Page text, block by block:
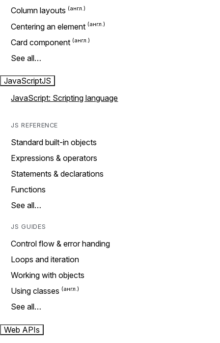
Column layouts
Centering an element
Card component
See all…
JavaScriptJS
JavaScript: Scripting language
JS REFERENCE
Standard built-in objects
Expressions & operators
Statements & declarations
Functions
See all…
JS GUIDES
Control flow & error handing
Loops and iteration
Working with objects
Using classes
See all…
Web APIs